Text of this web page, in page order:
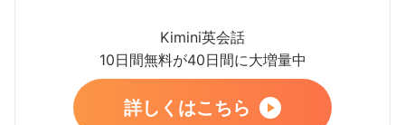
Kimini英会話
10日間無料が40日間に大増量中
詳しくはこちら